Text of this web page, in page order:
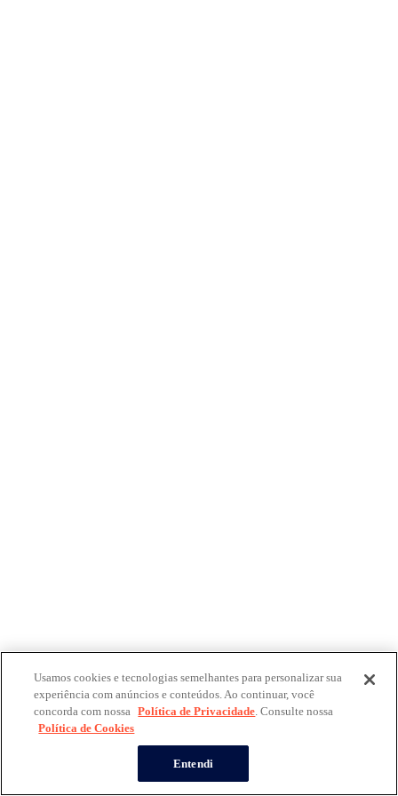
Usamos cookies e tecnologias semelhantes para personalizar sua
experiência com anúncios e conteúdos. Ao continuar, você
concorda com nossa Política de Privacidade. Consulte nossa
Política de Cookies
Entendi